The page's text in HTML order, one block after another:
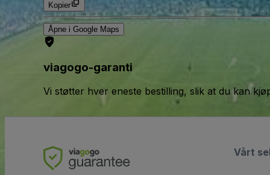
Kopier
Åpne i Google Maps
viagogo-garanti
Vi støtter hver eneste bestilling, slik at du kan
Vårt